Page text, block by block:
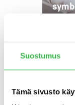
Suostumus
Tämä sivusto